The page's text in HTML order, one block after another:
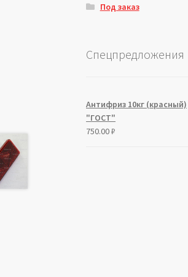
Под заказ
Спецпредложения
Антифриз 10кг (красный)
"ГОСТ"
750.00₽